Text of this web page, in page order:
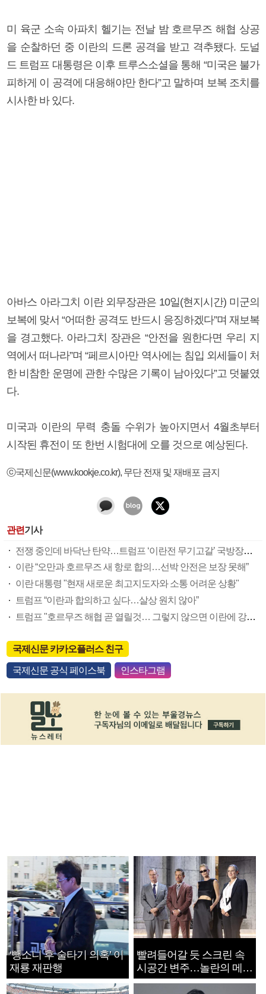
미 육군 소속 아파치 헬기는 전날 밤 호르무즈 해협 상공
을 순찰하던 중 이란의 드론 공격을 받고 격추됐다. 도널
드 트럼프 대통령은 이후 트루스소셜을 통해 “미국은 불가
피하게 이 공격에 대응해야만 한다”고 말하며 보복 조치를
시사한 바 있다.
아바스 아라그치 이란 외무장관은 10일(현지시간) 미군의
보복에 맞서 “어떠한 공격도 반드시 응징하겠다”며 재보복
을 경고했다. 아라그치 장관은 “안전을 원한다면 우리 지
역에서 떠나라”며 “페르시아만 역사에는 침입 외세들이 처
한 비참한 운명에 관한 수많은 기록이 남아있다”고 덧붙였
다.
미국과 이란의 무력 충돌 수위가 높아지면서 4월초부터
시작된 휴전이 또 한번 시험대에 오를 것으로 예상된다.
ⓒ국제신문(www.kookje.co.kr), 무단 전재 및 재배포 금지
관련기사
전쟁 중인데 바닥난 탄약…트럼프 ‘이란전 무기고갈’ 국방장관 질책
이란 “오만과 호르무즈 새 항로 합의…선박 안전은 보장 못해”
이란 대통령 "현재 새로운 최고지도자와 소통 어려운 상황"
트럼프 “이란과 합의하고 싶다…살상 원치 않아”
트럼프 "호르무즈 해협 곧 열릴것… 그렇지 않으면 이란에 강력 공격"
국제신문 카카오플러스 친구
국제신문 공식 페이스북 인스타그램
‘뺑소니 후 술타기 의혹’ 이
재룡 재판행
빨려들어갈 듯 스크린 속
시공간 변주…놀란의 메시
지는 ‘전쟁 속죄’